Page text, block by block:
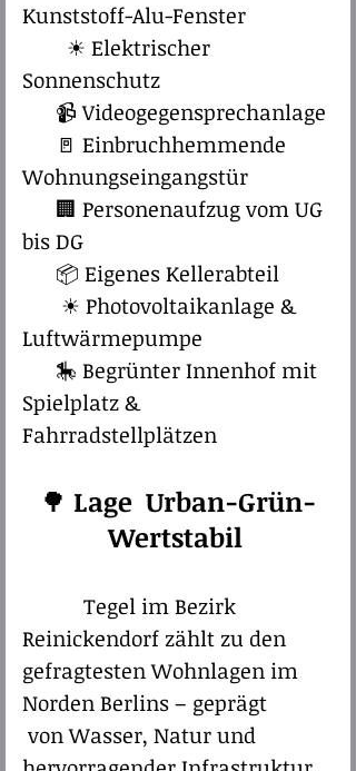
Kunststoff-Alu-Fenster
☀ Elektrischer
Sonnenschutz
📹 Videogegensprechanlage
🚪 Einbruchhemmende
Wohnungseingangstür
🏢 Personenaufzug vom UG
bis DG
📦 Eigenes Kellerabteil
☀ Photovoltaikanlage &
Luftwärmepumpe
🎠 Begrünter Innenhof mit
Spielplatz &
Fahrradstellplätzen​​​
🌳 Lage Urban-Grün-
Wertstabil
Tegel im Bezirk
Reinickendorf zählt zu den
gefragtesten Wohnlagen im
Norden Berlins – geprägt
von Wasser, Natur und